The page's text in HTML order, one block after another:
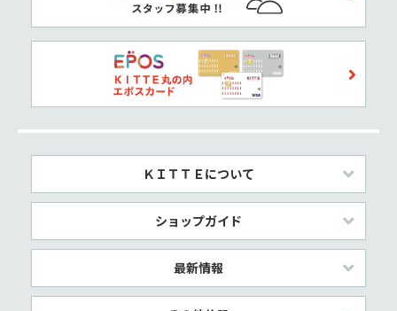
ＫＩＴＴＥについて
ショップガイド
最新情報